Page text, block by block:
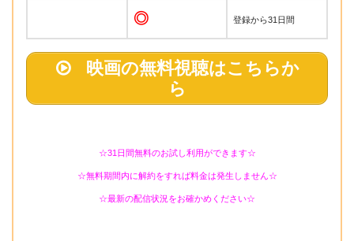
◎ 登録から31日間
映画の無料視聴はこちらか
ら
☆31日間無料のお試し利用ができます☆
☆無料期間内に解約をすれば料金は発生しません☆
☆最新の配信状況をお確かめください☆